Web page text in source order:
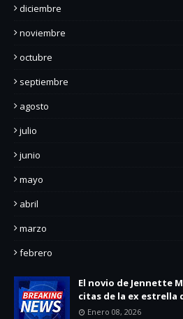
diciembre
noviembre
octubre
septiembre
agosto
julio
junio
mayo
abril
marzo
febrero
El novio de Jennette
citas de la ex estrella
Enero 08, 2026